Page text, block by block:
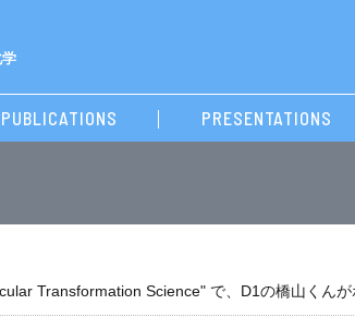
PUBLICATIONS PRESENTATIONS
Transformation Science" で、D1の橋山くんが